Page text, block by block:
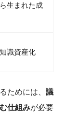
生まれた成
識資産化
ためには、 議
仕組みが必要